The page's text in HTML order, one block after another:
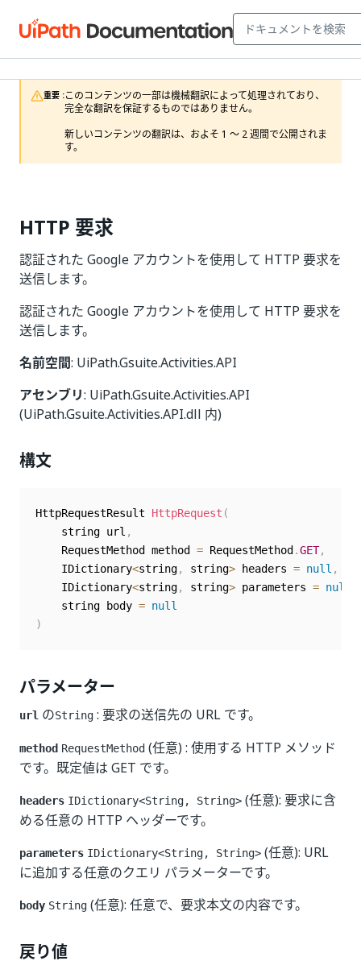
重要 :このコンテンツの一部は機械翻訳によって処理されており、
完全な翻訳を保証するものではありません。
新しいコンテンツの翻訳は、およそ 1 ～ 2 週間で公開されま
す。
HTTP 要求
認証された Google アカウントを使用して HTTP 要求を
送信します。
認証された Google アカウントを使用して HTTP 要求を
送信します。
名前空間: UiPath.Gsuite.Activities.API
アセンブリ: UiPath.Gsuite.Activities.API
(UiPath.Gsuite.Activities.API.dll 内)
構文
HttpRequestResult HttpRequest (
	string url
,
	RequestMethod method
= RequestMethod .GET,
	IDictionary
<string, string> headers = null ,
	IDictionary
<string, string> parameters = null
	string body
= null
)
パラメーター
url のString : 要求の送信先の URL です。
method RequestMethod (任意) : 使用する HTTP メソッド
です。既定値は GET です。
headers IDictionary<String, String> (任意): 要求に含
める任意の HTTP ヘッダーです。
parameters IDictionary<String, String> (任意): URL
に追加する任意のクエリ パラメーターです。
body String (任意): 任意で、要求本文の内容です。
戻り値